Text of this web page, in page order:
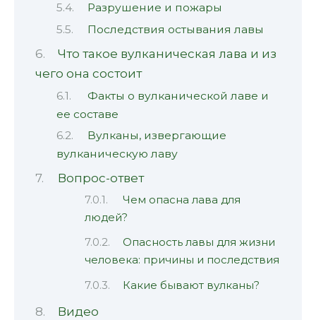
Разрушение и пожары
Последствия остывания лавы
Что такое вулканическая лава и из
чего она состоит
Факты о вулканической лаве и
ее составе
Вулканы, извергающие
вулканическую лаву
Вопрос-ответ
Чем опасна лава для
людей?
Опасность лавы для жизни
человека: причины и последствия
Какие бывают вулканы?
Видео